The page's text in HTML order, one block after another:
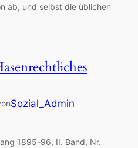
ab, und selbst die üblichen
Sozial_Admin
1895-96, II. Band, Nr.